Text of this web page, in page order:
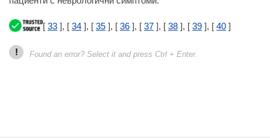
[ 33 ], [ 34 ], [ 35 ], [ 36 ], [ 37 ], [ 38 ], [ 39 ], [ 40 ]
! Found an error? Select it and press Ctrl + Enter.